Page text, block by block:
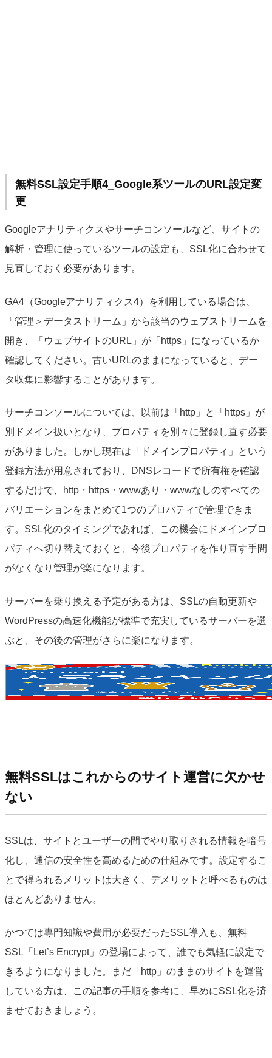
無料SSL設定手順4_Google系ツールのURL設定変
更
Googleアナリティクスやサーチコンソールなど、サイトの
解析・管理に使っているツールの設定も、SSL化に合わせて
見直しておく必要があります。
GA4（Googleアナリティクス4）を利用している場合は、
「管理＞データストリーム」から該当のウェブストリームを
開き、「ウェブサイトのURL」が「https」になっているか
確認してください。古いURLのままになっていると、デー
タ収集に影響することがあります。
サーチコンソールについては、以前は「http」と「https」が
別ドメイン扱いとなり、プロパティを別々に登録し直す必要
がありました。しかし現在は「ドメインプロパティ」という
登録方法が用意されており、DNSレコードで所有権を確認
するだけで、http・https・wwwあり・wwwなしのすべての
バリエーションをまとめて1つのプロパティで管理できま
す。SSL化のタイミングであれば、この機会にドメインプロ
パティへ切り替えておくと、今後プロパティを作り直す手間
がなくなり管理が楽になります。
サーバーを乗り換える予定がある方は、SSLの自動更新や
WordPressの高速化機能が標準で充実しているサーバーを選
ぶと、その後の管理がさらに楽になります。
無料SSLはこれからのサイト運営に欠かせ
ない
SSLは、サイトとユーザーの間でやり取りされる情報を暗号
化し、通信の安全性を高めるための仕組みです。設定するこ
とで得られるメリットは大きく、デメリットと呼べるものは
ほとんどありません。
かつては専門知識や費用が必要だったSSL導入も、無料
SSL「Let’s Encrypt」の登場によって、誰でも気軽に設定で
きるようになりました。まだ「http」のままのサイトを運営
している方は、この記事の手順を参考に、早めにSSL化を済
ませておきましょう。